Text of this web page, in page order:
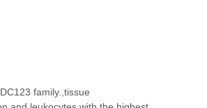
family.,tissue